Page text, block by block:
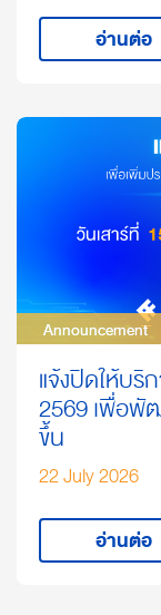
อ่านต่อ
Announcement
Announcement
แจ้งปิดให้บริ
2569 เพื่อพั
ขึ้น
22 July 2026
อ่านต่อ